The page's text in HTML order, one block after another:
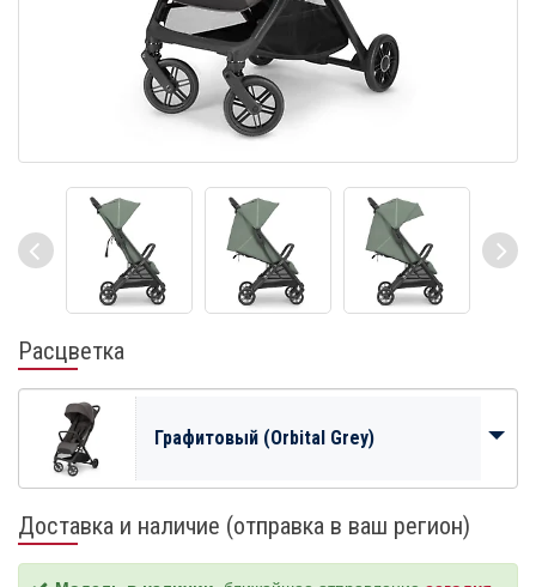
Расцветка
Графитовый (Orbital Grey)
Доставка и наличие (отправка в ваш регион)